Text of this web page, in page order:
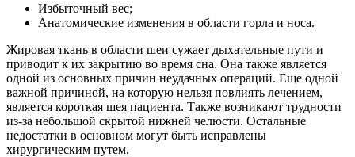
Избыточный вес;
Анатомические изменения в области горла и носа.
Жировая ткань в области шеи сужает дыхательные пути и
приводит к их закрытию во время сна. Она также является
одной из основных причин неудачных операций. Еще одной
важной причиной, на которую нельзя повлиять лечением,
является короткая шея пациента. Также возникают трудности
из-за небольшой скрытой нижней челюсти. Остальные
недостатки в основном могут быть исправлены
хирургическим путем.